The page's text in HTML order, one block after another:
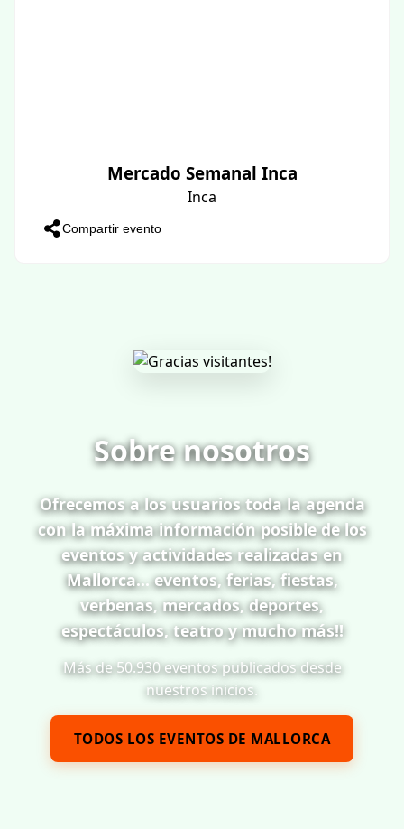
Mercado Semanal Inca
Inca
Compartir evento
Sobre nosotros
Ofrecemos a los usuarios toda la agenda
con la máxima información posible de los
eventos y actividades realizadas en
Mallorca... eventos, ferias, fiestas,
verbenas, mercados, deportes,
espectáculos, teatro y mucho más!!
Más de 50.930 eventos publicados desde
nuestros inicios.
TODOS LOS EVENTOS DE MALLORCA